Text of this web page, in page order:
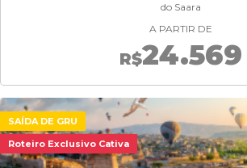
do Saara
A PARTIR DE
R$24.569
SAÍDA DE GRU
Roteiro Exclusivo Cativa